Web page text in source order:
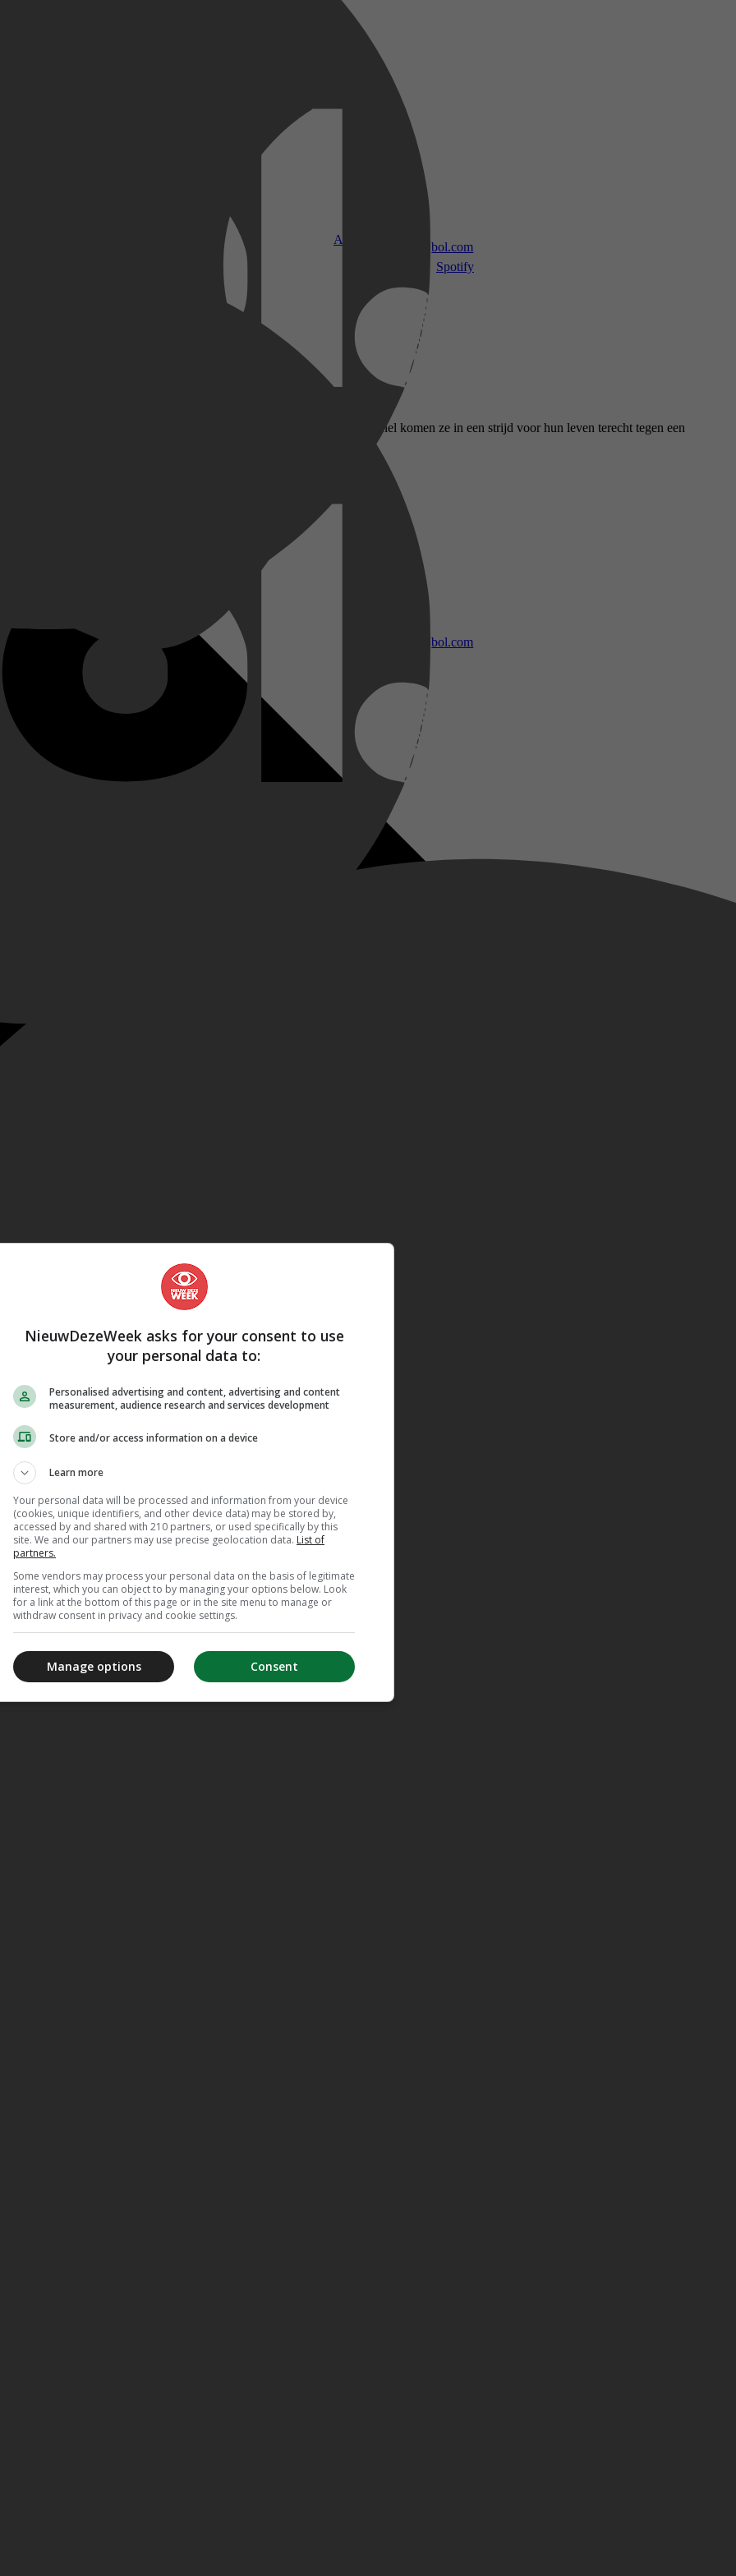
Apple TV
bol.com
bol.com
Spotify
junglevallei om het lot van een vermist peloton te onderzoeken. Al snel komen ze in een strijd voor hun leven terecht tegen een
NieuwDezeWeek asks for your consent to use
your personal data to:
Personalised advertising and content, advertising and content
measurement, audience research and services development
Store and/or access information on a device
Learn more
Your personal data will be processed and information from your device
(cookies, unique identifiers, and other device data) may be stored by,
accessed by and shared with 210 partners, or used specifically by this
site. We and our partners may use precise geolocation data. List of
partners.
Some vendors may process your personal data on the basis of legitimate
interest, which you can object to by managing your options below. Look
for a link at the bottom of this page or in the site menu to manage or
withdraw consent in privacy and cookie settings.
Consent
Manage options